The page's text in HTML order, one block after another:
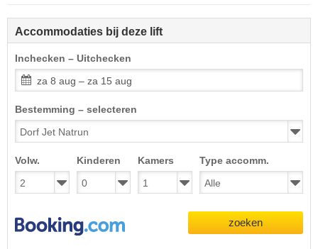
Accommodaties bij deze lift
Inchecken – Uitchecken
za 8 aug – za 15 aug
Bestemming – selecteren
Volw. Kinderen Kamers Type accomm.
zoeken